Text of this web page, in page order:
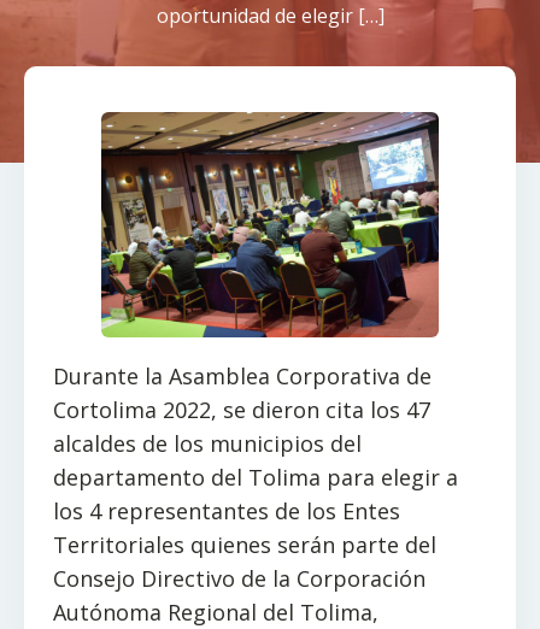
oportunidad de elegir […]
Durante la Asamblea Corporativa de
Cortolima 2022, se dieron cita los 47
alcaldes de los municipios del
departamento del Tolima para elegir a
los 4 representantes de los Entes
Territoriales quienes serán parte del
Consejo Directivo de la Corporación
Autónoma Regional del Tolima,